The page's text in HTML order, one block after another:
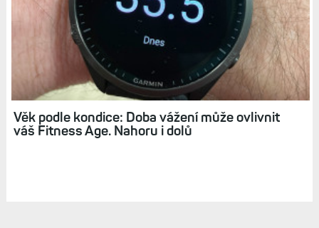
Věk podle kondice: Doba vážení může ovlivnit
váš Fitness Age. Nahoru i dolů